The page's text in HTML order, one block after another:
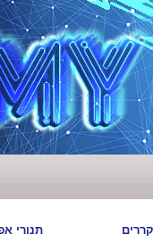
תנורי